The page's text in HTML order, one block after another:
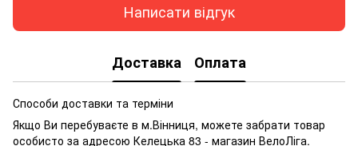
Написати відгук
Доставка Оплата
Способи доставки та терміни
Якщо Ви перебуваєте в м.Вінниця, можете забрати товар
особисто за адресою Келецька 83 - магазин ВелоЛіга.